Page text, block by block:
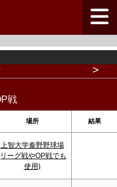
>
戦
場所 結果
上智大学秦野野球場
ーグ戦やOP戦でも
使用)